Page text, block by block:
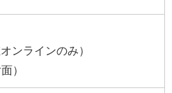
ンラインのみ）
）